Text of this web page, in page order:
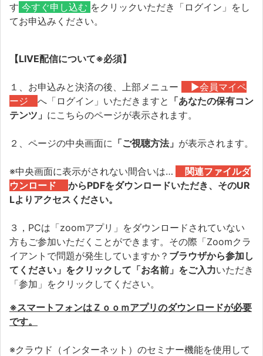
す 今すぐ申し込む をクリックいただき「ログイン」をし
てお申込みください。
【LIVE配信について※必須】
１、お申込みと決済の後、上部メニュー
▶会員マイペ
ージ へ「ログイン」いただきますと 「あなたの保有コン
テンツ」 にこちらのページが表示されます。
２、ページの中央画面に 「ご視聴方法」 が表示されます。
※中央画面に表示がされない間合いは…
関連ファイルダ
ウンロード からPDFをダウンロードいただき、そのUR
Lよりアクセスください。
３，PCは「zoomアプリ」をダウンロードされていない
方もご参加いただくことができます。その際「Zoomクラ
イアントで問題が発生していますか？ ブラウザから参加し
てください」をクリックして「お名前」をご入力いただき
「参加」をクリックしてください。
※スマートフォンはＺｏｏｍアプリのダウンロードが必要
です。
※クラウド（インターネット）のセミナー機能を使用して